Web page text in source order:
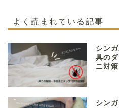
よく読まれている記事
シン
具の
ニ対策
シン